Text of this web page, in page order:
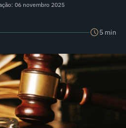
06 novembro 2025
5 min